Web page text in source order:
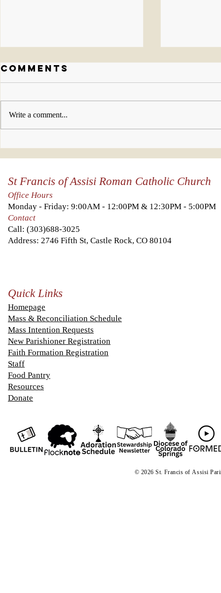
Celebration
Photo Gallery
Carlos's 15th
year
anniversary!
Comments
Write a comment...
St Francis of Assisi Roman Catholic Church
Office Hours
Monday - Friday: 9:00AM - 12:00PM & 12:30PM - 5:00PM
Contact
Call: (303)688-3025
Address: 2746 Fifth St, Castle Rock, CO 80104
Quick Links
Homepage
Mass & Reconciliation Schedule
Mass Intention Requests
New Parishioner Registration
Faith Formation Registration
Staff
Food Pantry
Resources
Donate
© 2026 St. Francis of Assisi